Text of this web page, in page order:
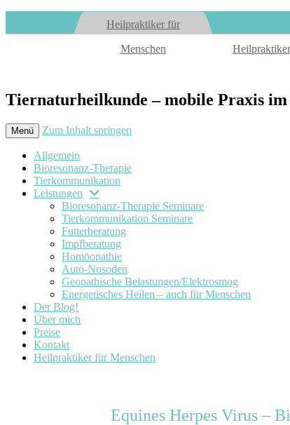
Heilpraktiker für
Menschen
Tiernaturheilkunde – mobile Praxis
Menü Zum Inhalt springen
Allgemein
Bioresonanz-Therapie
Tierkommunikation
Leistungen
Bioresonanz-Therapie Seminare
Tierkommunikation Seminare
Futterberatung
Impfberatung
Homöopathie
Auto-Nosoden
Geopathische Belastungen/Elektrosmog
Energetisches Heilen – auch für Menschen
Der Blog!
Über mich
Preise
Kontakt
Heilpraktiker für Menschen
Equines Herpes Virus –